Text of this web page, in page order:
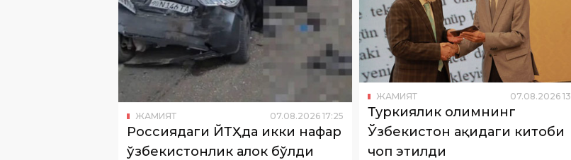
ЖАМИЯТ 07.08.2026 17:25
Россиядаги ЙТҲда икки нафар
ўзбекистонлик ҳалок бўлди
ЖАМИЯТ 07.08.2026 13
Туркиялик олимнинг
Ўзбекистон ҳақидаги китоби
чоп этилди